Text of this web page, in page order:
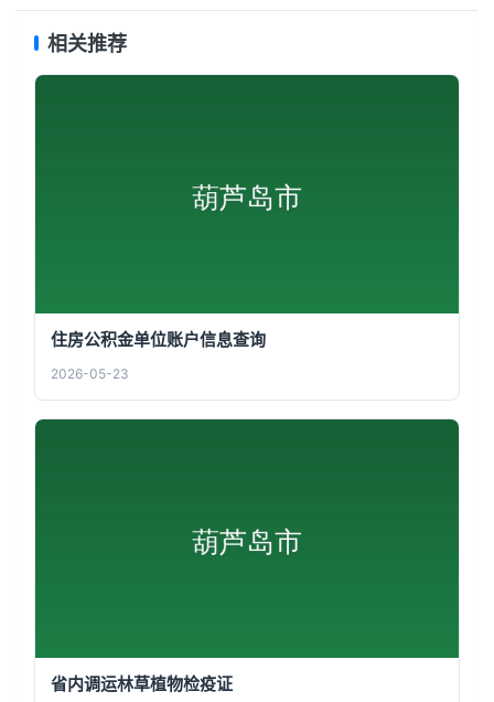
相关推荐
住房公积金单位账户信息查询
2026-05-23
省内调运林草植物检疫证